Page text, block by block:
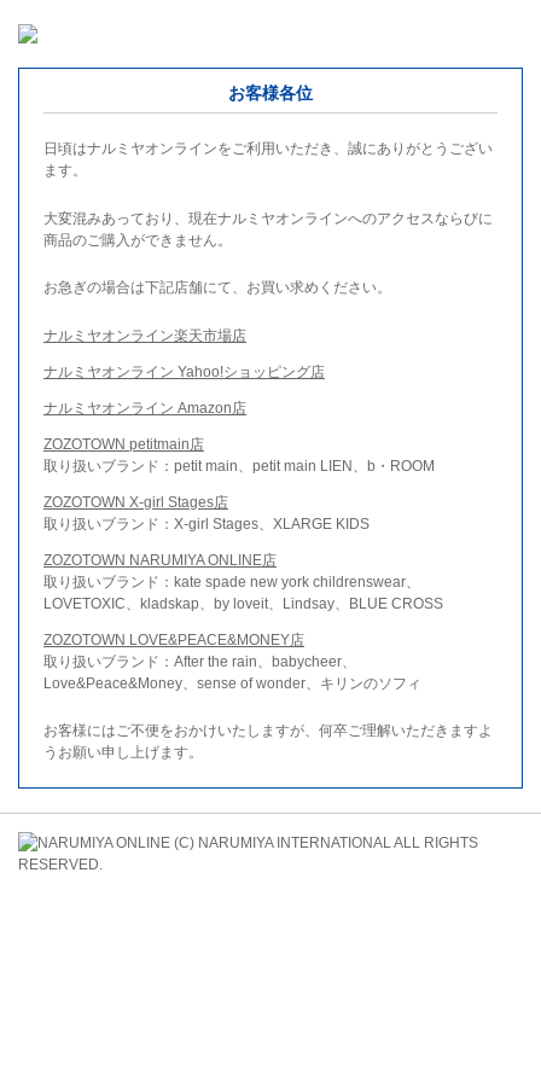
お客様各位
日頃はナルミヤオンラインをご利用いただき、誠にありがとうござい
ます。
大変混みあっており、現在ナルミヤオンラインへのアクセスならびに
商品のご購入ができません。
お急ぎの場合は下記店舗にて、お買い求めください。
ナルミヤオンライン楽天市場店
ナルミヤオンライン Yahoo!ショッピング店
ナルミヤオンライン Amazon店
ZOZOTOWN petitmain店
取り扱いブランド：petit main、petit main LIEN、b・ROOM
ZOZOTOWN X-girl Stages店
取り扱いブランド：X-girl Stages、XLARGE KIDS
ZOZOTOWN NARUMIYA ONLINE店
取り扱いブランド：kate spade new york childrenswear、
LOVETOXIC、kladskap、by loveit、Lindsay、BLUE CROSS
ZOZOTOWN LOVE&PEACE&MONEY店
取り扱いブランド：After the rain、babycheer、
Love&Peace&Money、sense of wonder、キリンのソフィ
お客様にはご不便をおかけいたしますが、何卒ご理解いただきますよ
うお願い申し上げます。